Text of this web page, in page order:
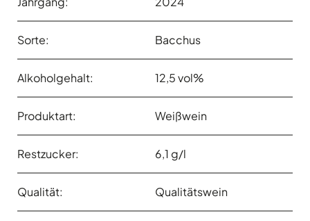
Sorte: Bacchus
Alkoholgehalt: 12,5 vol%
Produktart: Weißwein
Restzucker: 6,1 g/l
Qualität: Qualitätswein